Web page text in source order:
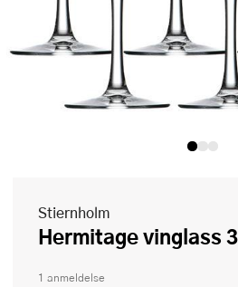
Stiernholm
Hermitage vinglass
1 anmeldelse